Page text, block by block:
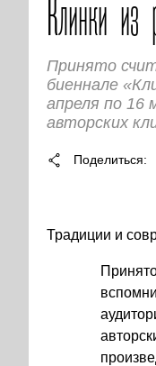
Клинки из
Принято
биеннале
апреля по 16
авторских
Поделиться
Традиции и